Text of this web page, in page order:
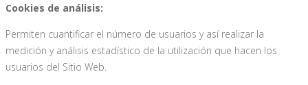
Cookies de análisis:
Permiten cuantificar el número de usuarios y así realizar la
medición y análisis estadístico de la utilización que hacen los
usuarios del Sitio Web.